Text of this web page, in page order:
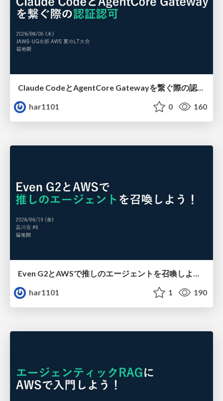
Claude CodeとAgentCore Gatewayを繋ぐ際の認証認可 / Authentication and authorization when connecting Claude Code with AgentCore Gateway
har1101
0 160
har1101
1 190